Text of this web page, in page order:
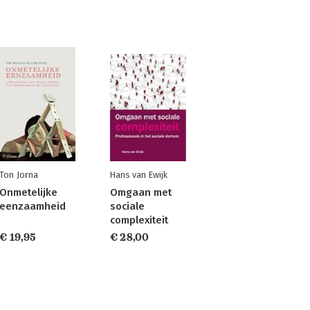
Ton Jorna
Onmetelijke
eenzaamheid
€ 19,95
Hans van Ewijk
Omgaan met
sociale
complexiteit
€ 28,00